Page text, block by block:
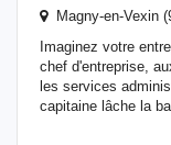
Magny-en-
Imaginez votre
chef d'entreprise,
les services
capitaine lâche la